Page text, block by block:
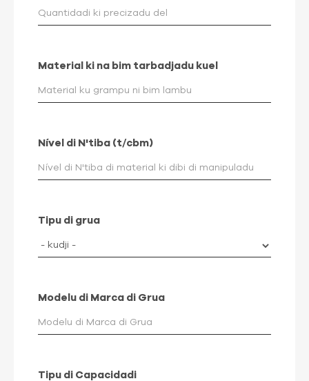
Material ki na bim tarbadjadu kuel
Nível di N'tiba (t/cbm)
Tipu di grua
Modelu di Marca di Grua
Tipu di Capacidadi